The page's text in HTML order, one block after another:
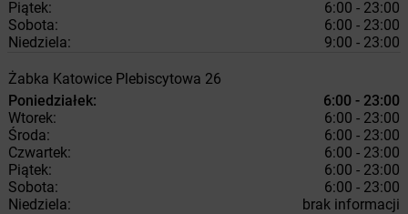
Piątek:
6:00 - 23:00
Sobota:
6:00 - 23:00
Niedziela:
9:00 - 23:00
Żabka Katowice Plebiscytowa 26
Poniedziałek:
6:00 - 23:00
Wtorek:
6:00 - 23:00
Środa:
6:00 - 23:00
Czwartek:
6:00 - 23:00
Piątek:
6:00 - 23:00
Sobota:
6:00 - 23:00
Niedziela:
brak informacji